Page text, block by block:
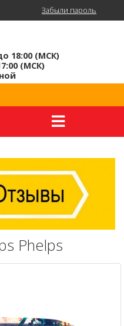
Забыли пароль
18:00 (МСК)
(МСК)
Phelps